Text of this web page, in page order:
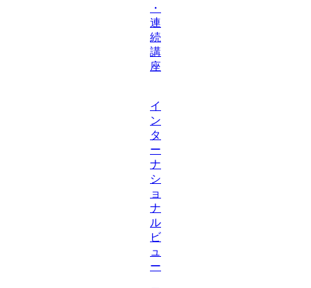
・
連
続
講
座
イ
ン
タ
ー
ナ
シ
ョ
ナ
ル
ビ
ュ
ー